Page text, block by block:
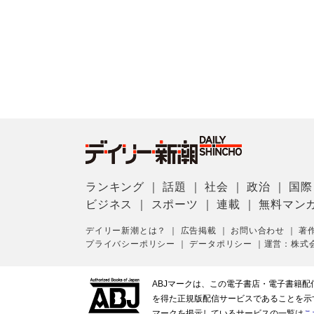
ランキング ｜話題 ｜社会 ｜政治 国際
ビジネス
スポーツ ｜連載 ｜無料マン
デイリー新潮とは？ 広告掲載 お問い合わせ ｜著
プライバシーポリシー
｜データポリシー 運営：株式
ABJマークは、この電子書店・電子書籍
を得た正規版配信サービスであることを